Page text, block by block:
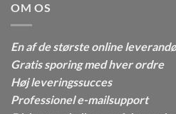
OM OS
En af de største online
Gratis sporing med hver ordre
Høj leveringssucces
Professionel e-mailsupport